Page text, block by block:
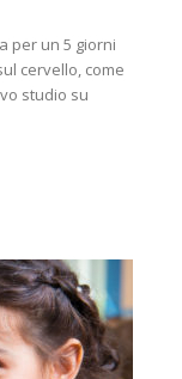
per un 5 giorni
cervello, come
studio su